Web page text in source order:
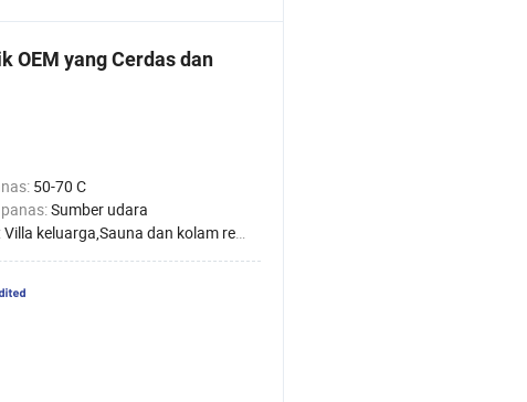
OEM yang Cerdas dan
50-70 C
Sumber udara
Villa keluarga,Sauna dan kolam renang,Hotel,Rumah Sakit Pabrik,Apartemen untuk Pelajar,Salon Kecantikan